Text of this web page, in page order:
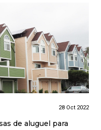
28 Oct 2022
de aluguel para